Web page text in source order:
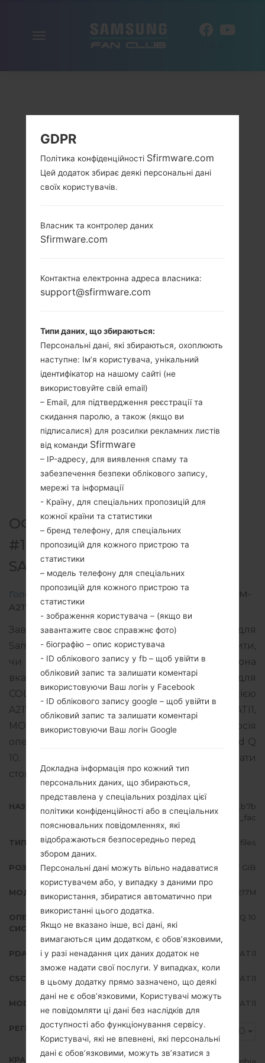
ОФІЦІЙНА ПРОШИВКА
#183709 ДЛЯ SM-A217M -
SAMSUNGGALAXY A21S
Головна Galaxy A21s SamsungSM-A217M
SM-
A217M_1_20200909201416_b7bnjmnzmz_fac.zip
Завантажте останнє оновлення прошивки для
Samsung Galaxy A21s, але не забудьте перевірити,
чи відповідає номер моделі вашого смартфона
вказаному SM-A217M. Код прошивки COO для
COLOMBIA. Продукт поставляється з PDA версією
A217MUBU3ATI1 версія CSC A217MOWO3ATI1,
MODEM версия A217MUBU3ATI1. Версія
операційної системи даної прошивки Android Q
10. Повна інструкція про те, як прошивати
стокову прошивку на пристроях Samsung
НАЗВА ФАЙЛУ
SM-A217M_1_20200909201416_b7b
njmnzmz_fac
ТИП ПРОШИВКИ 4 files
РОЗМІР ФАЙЛУ 3.07 GiB
МОДЕЛЬ Samsung SM-A217M
ОПЕРАЦІЙНА
СИСТЕМА
Android Q 10
PDA/AP ВЕРСІЯ A217MUBU3ATI1
CSC ВЕРСІЯ A217MOWO3ATI1
MODEM/CP ВЕРСІЯ A217MUBU3ATI1
РЕГІОН COO
КРАЇНА
GDPR
Політика конфіденційності Sfirmware.com
Цей додаток збирає деякі персональні дані
своїх користувачів.
Власник та контролер даних
Sfirmware.com
Контактна електронна адреса власника:
support@sfirmware.com
Типи даних, що збираються:
Персональні дані, які збираються, охоплюють
наступне: Ім’я користувача, унікальний
ідентифікатор на нашому сайті (не
використовуйте свій email)
– Email, для підтвердження реєстрації та
скидання паролю, а також (якщо ви
підписалися) для розсилки рекламних листів
від команди Sfirmware
– IP-адресу, для виявлення спаму та
забезпечення безпеки облікового запису,
мережі та інформації
- Країну, для спеціальних пропозицій для
кожної країни та статистики
– бренд телефону, для спеціальних
пропозицій для кожного пристрою та
статистики
– модель телефону для спеціальних
пропозицій для кожного пристрою та
статистики
- зображення користувача – (якщо ви
завантажите своє справжнє фото)
- біографію – опис користувача
- ID облікового запису у fb – щоб увійти в
обліковий запис та залишати коментарі
використовуючи Ваш логін у Facebook
- ID облікового запису google – щоб увійти в
обліковий запис та залишати коментарі
використовуючи Ваш логін Google
Докладна інформація про кожний тип
персональних даних, що збираються,
представлена у спеціальних розділах цієї
політики конфіденційності або в спеціальних
пояснювальних повідомленнях, які
відображаються безпосередньо перед
збором даних.
Персональні дані можуть вільно надаватися
користувачем або, у випадку з даними про
використання, збиратися автоматично при
використанні цього додатка.
Якщо не вказано інше, всі дані, які
вимагаються цим додатком, є обов’язковими,
і у разі ненадання цих даних додаток не
зможе надати свої послуги. У випадках, коли
в цьому додатку прямо зазначено, що деякі
дані не є обов’язковими, Користувачі можуть
не повідомляти ці дані без наслідків для
доступності або функціонування сервісу.
Користувачі, які не впевнені, які персональні
дані є обов’язковими, можуть зв’язатися з